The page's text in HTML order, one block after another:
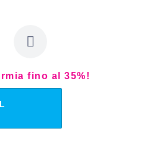
fino al 35%!